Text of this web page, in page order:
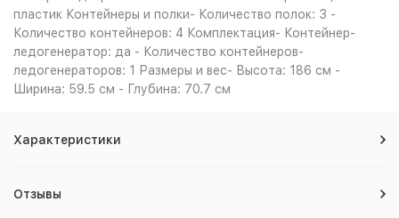
пластик Контейнеры и полки- Количество полок: 3 -
Количество контейнеров: 4 Комплектация- Контейнер-
ледогенератор: да - Количество контейнеров-
ледогенераторов: 1 Размеры и вес- Высота: 186 см -
Ширина: 59.5 см - Глубина: 70.7 см
Характеристики
Отзывы